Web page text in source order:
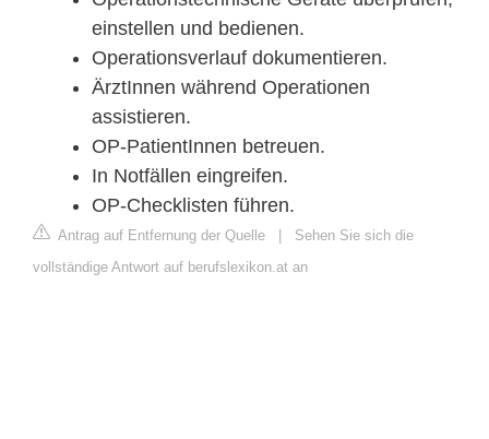
einstellen und bedienen.
Operationsverlauf dokumentieren.
ÄrztInnen während Operationen
assistieren.
OP-PatientInnen betreuen.
In Notfällen eingreifen.
OP-Checklisten führen.
Antrag auf Entfernung der Quelle | Sehen Sie sich die
vollständige Antwort auf berufslexikon.at an